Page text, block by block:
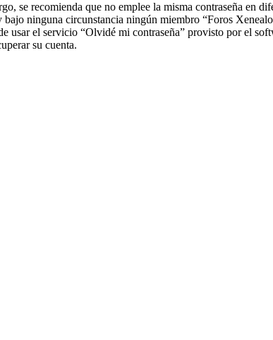
se recomienda que no emplee la misma contraseña en
ninguna circunstancia ningún miembro “Foros
usar el servicio “Olvidé mi contraseña” provisto por el
su cuenta.